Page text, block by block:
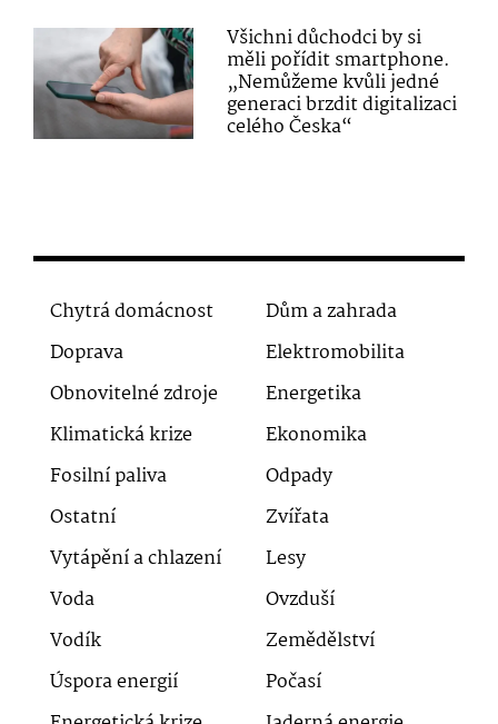
Všichni důchodci by si
měli pořídit smartphone.
„Nemůžeme kvůli jedné
generaci brzdit digitalizaci
celého Česka“
Chytrá domácnost
Dům a zahrada
Doprava
Elektromobilita
Obnovitelné zdroje
Energetika
Klimatická krize
Ekonomika
Fosilní paliva
Odpady
Ostatní
Zvířata
Vytápění a chlazení
Lesy
Voda
Ovzduší
Vodík
Zemědělství
Úspora energií
Počasí